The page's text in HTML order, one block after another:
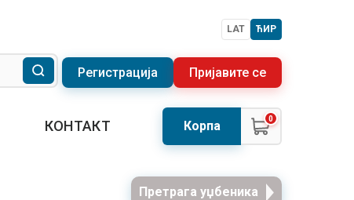
LAT ЋИР
Регистрација Пријавите се
КОНТАКТ Корпа 0
Претрага уџбеника